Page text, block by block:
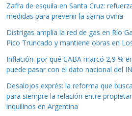
Zafra de esquila en Santa Cruz:
medidas para prevenir la sarna ovina
Distrigas amplía la red de gas en Río
Pico Truncado y mantiene obras en
Inflación: por qué CABA marcó 2,9 %
puede pasar con el dato nacional del
Desalojos exprés: la reforma que
para siempre la relación entre
inquilinos en Argentina